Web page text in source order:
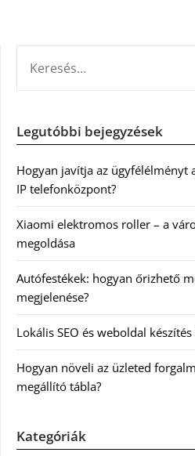
Legutóbbi bejegyzések
Hogyan javítja az ügyfélélményt
IP telefonközpont?
Xiaomi elektromos roller – a
megoldása
Autófestékek: hogyan őrizhető
megjelenése?
Lokális SEO és weboldal
Hogyan növeli az üzleted
megállító tábla?
Kategóriák